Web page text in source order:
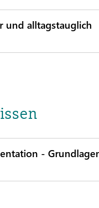
und alltagstauglich
-